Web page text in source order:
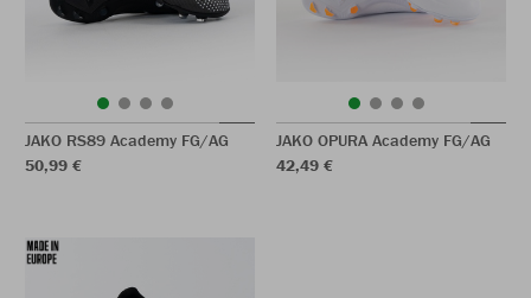
JAKO RS89 Academy FG/AG
50,99 €
JAKO OPURA Academy FG/AG
42,49 €